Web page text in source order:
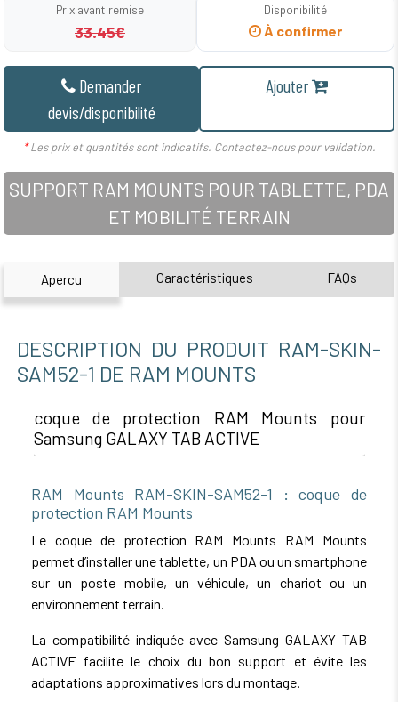
Prix avant remise
33.45€
Disponibilité
À confirmer
Demander
devis/disponibilité
Ajouter
*Les prix et quantités sont indicatifs. Contactez-nous pour validation.
SUPPORT RAM MOUNTS POUR TABLETTE, PDA
ET MOBILITÉ TERRAIN
Apercu Caractéristiques FAQs
DESCRIPTION DU PRODUIT RAM-SKIN-
SAM52-1 DE RAM MOUNTS
coque de protection RAM Mounts pour
Samsung GALAXY TAB ACTIVE
RAM Mounts RAM-SKIN-SAM52-1 : coque de
protection RAM Mounts
Le coque de protection RAM Mounts RAM Mounts
permet d’installer une tablette, un PDA ou un smartphone
sur un poste mobile, un véhicule, un chariot ou un
environnement terrain.
La compatibilité indiquée avec Samsung GALAXY TAB
ACTIVE facilite le choix du bon support et évite les
adaptations approximatives lors du montage.